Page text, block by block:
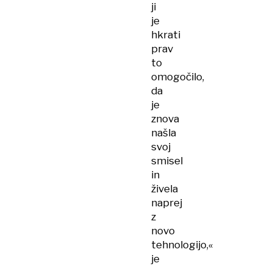
ji
je
hkrati
prav
to
omogočilo,
da
je
znova
našla
svoj
smisel
in
živela
naprej
z
novo
tehnologijo,«
je